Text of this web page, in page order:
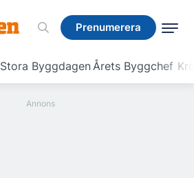
Prenumerera
Stora ByggdagenÅrets Byggchef
Prenumerera